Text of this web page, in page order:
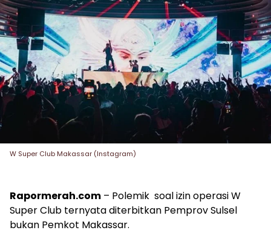
W Super Club Makassar (Instagram)
Rapormerah.com – Polemik soal izin operasi W
Super Club ternyata diterbitkan Pemprov Sulsel
bukan Pemkot Makassar.